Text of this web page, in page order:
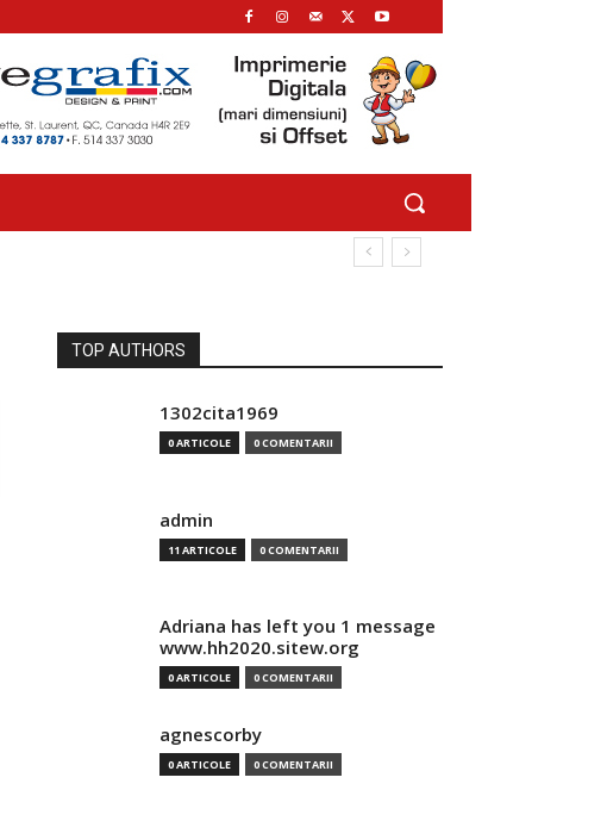
TOP AUTHORS
1302cita1969
0 ARTICOLE 0 COMENTARII
admin
11 ARTICOLE 0 COMENTARII
Adriana has left you 1 message
www.hh2020.sitew.org
0 ARTICOLE 0 COMENTARII
agnescorby
0 ARTICOLE 0 COMENTARII